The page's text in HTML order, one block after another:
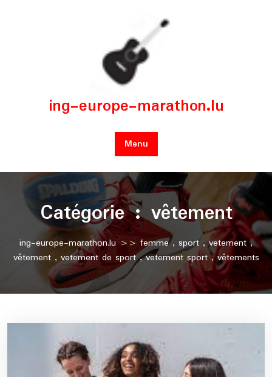
ing-europe-marathon.lu
Menu
Catégorie :vêtement
ing-europe-marathon.lu>> femme, sport,vetement,
vêtement,vetement de sport,vetement sport,vêtements